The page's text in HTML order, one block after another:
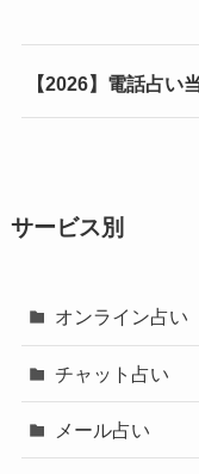
【2026】電話占い
サービス別
オンライン占い
チャット占い
メール占い